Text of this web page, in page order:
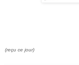
(reçu ce jour)